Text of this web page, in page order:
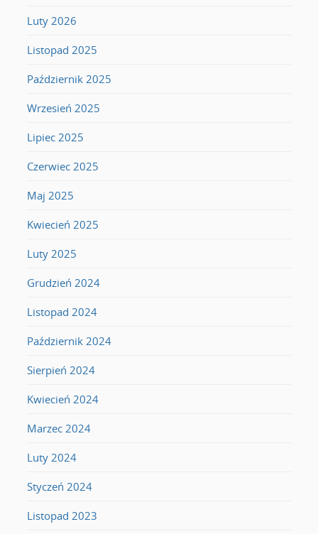
Luty 2026
Listopad 2025
Październik 2025
Wrzesień 2025
Lipiec 2025
Czerwiec 2025
Maj 2025
Kwiecień 2025
Luty 2025
Grudzień 2024
Listopad 2024
Październik 2024
Sierpień 2024
Kwiecień 2024
Marzec 2024
Luty 2024
Styczeń 2024
Listopad 2023